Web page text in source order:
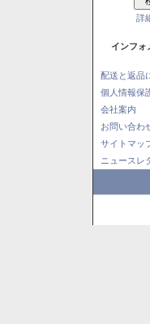
詳
インフォ
配送と返品
個人情報保
会社案内
お問い合わ
サイトマッ
ニュースレ